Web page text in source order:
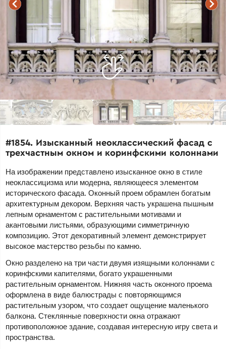
#1854. Изысканный неоклассический фасад с
трехчастным окном и коринфскими колоннами
На изображении представлено изысканное окно в стиле
неоклассицизма или модерна, являющееся элементом
исторического фасада. Оконный проем обрамлен богатым
архитектурным декором. Верхняя часть украшена пышным
лепным орнаментом с растительными мотивами и
акантовыми листьями, образующими симметричную
композицию. Этот декоративный элемент демонстрирует
высокое мастерство резьбы по камню.
Окно разделено на три части двумя изящными колоннами с
коринфскими капителями, богато украшенными
растительным орнаментом. Нижняя часть оконного проема
оформлена в виде балюстрады с повторяющимся
растительным узором, что создает ощущение маленького
балкона. Стеклянные поверхности окна отражают
противоположное здание, создавая интересную игру света и
пространства.